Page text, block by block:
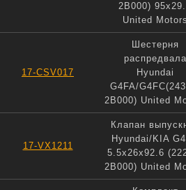
2B000)
United
17-CSV017
Шестерня
распредвала
Hyundai
G4FA/
2B000) United
17-VX1211
Клапан
Hyundai/KIA
5.5x26x92.6
2B000) United